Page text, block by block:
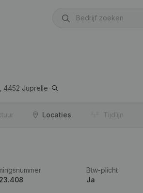
4452 Juprelle
Locaties Tijdlijn
Btw-plicht
Ja